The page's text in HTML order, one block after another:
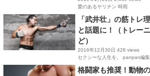
愛のあるヤリチン 時雨
「武井壮」の筋トレ
と話題に！（トレー
ど）
2016年12月30日 428 views
セクシーな人生を。 panpan編
格闘家も推奨！動物